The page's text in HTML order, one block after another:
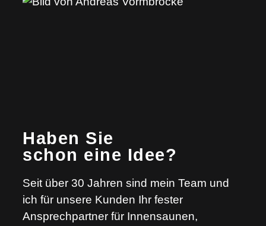
Haben Sie
schon eine Idee?
Seit über 30 Jahren sind mein Team und
ich für unsere Kunden Ihr fester
Ansprechpartner für Innensaunen,